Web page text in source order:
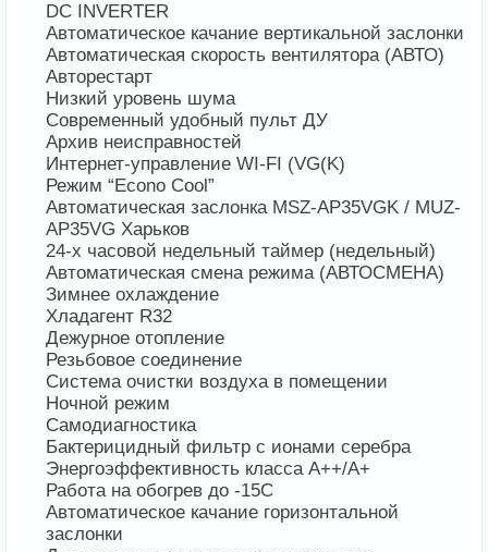
DC INVERTER
Автоматическое качание вертикальной заслонки
Автоматическая скорость вентилятора (АВТО)
Авторестарт
Низкий уровень шума
Современный удобный пульт ДУ
Архив неисправностей
Интернет-управление WI-FI (VG(K)
Режим “Econo Cool”
Автоматическая заслонка MSZ-AP35VGK / MUZ-
AP35VG Харьков
24-х часовой недельный таймер (недельный)
Автоматическая смена режима (АВТОСМЕНА)
Зимнее охлаждение
Хладагент R32
Дежурное отопление
Резьбовое соединение
Система очистки воздуха в помещении
Ночной режим
Самодиагностика
Бактерицидный фильтр с ионами серебра
Энергоэффективность класса А++/А+
Работа на обогрев до -15С
Автоматическое качание горизонтальной
заслонки